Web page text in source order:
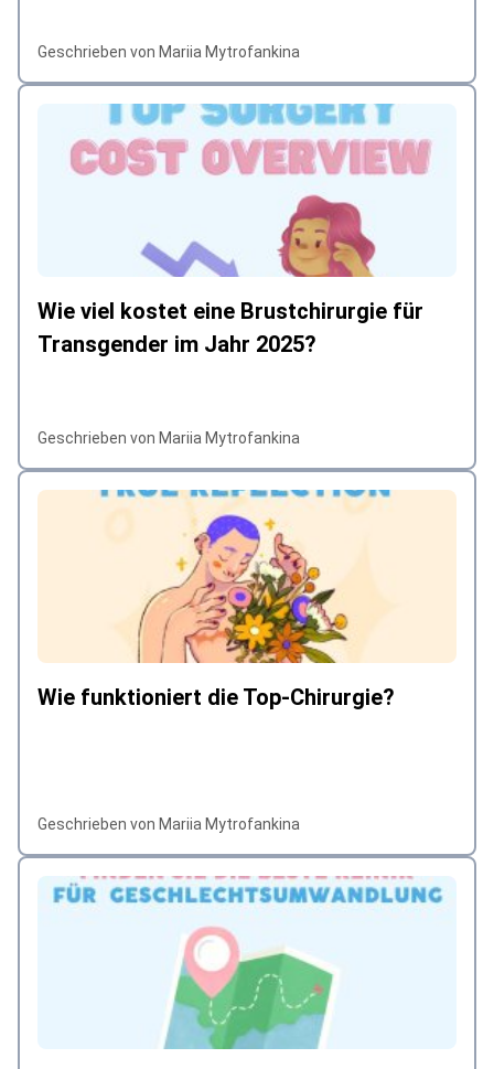
Geschrieben von Mariia Mytrofankina
Wie viel kostet eine Brustchirurgie für
Transgender im Jahr 2025?
Geschrieben von Mariia Mytrofankina
Wie funktioniert die Top-Chirurgie?
Geschrieben von Mariia Mytrofankina